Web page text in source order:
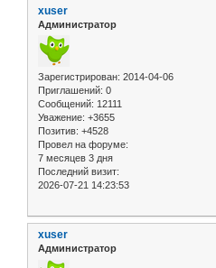
xuser
Администратор
Зарегистрирован: 2014-04-06
Приглашений: 0
Сообщений: 12111
Уважение: +3655
Позитив: +4528
Провел на форуме:
7 месяцев 3 дня
Последний визит:
2026-07-21 14:23:53
xuser
Администратор